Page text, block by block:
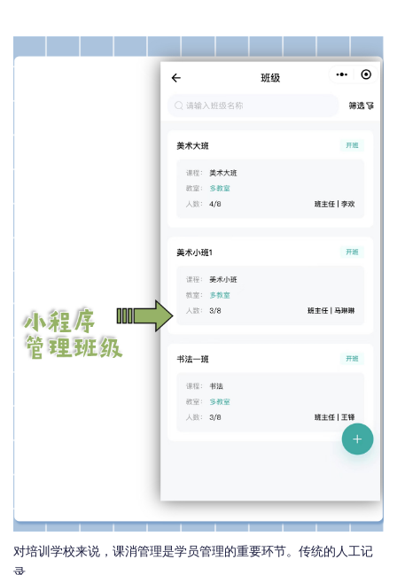
对培训学校来说，课消管理是学员管理的重要环节。传统的人工记